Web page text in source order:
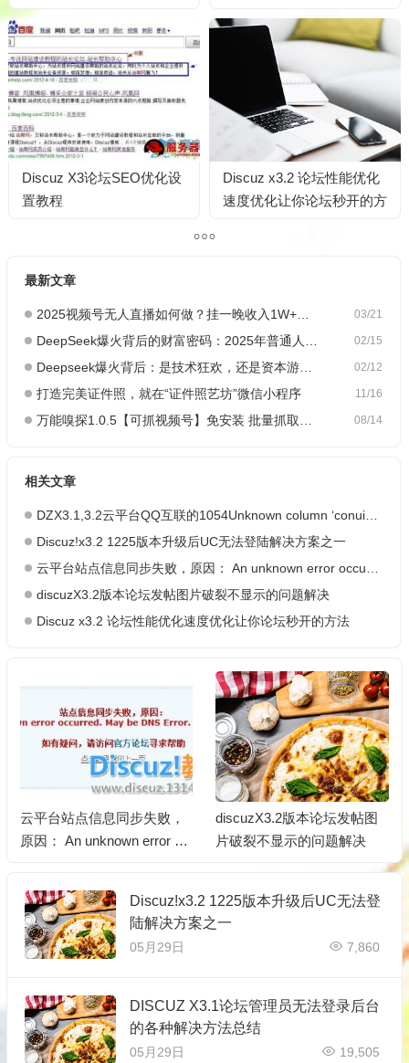
‘conuintoken’ in ‘field list’ 解
决…
Discuz X3论坛SEO优化设
置教程
Discuz x3.2 论坛性能优化
速度优化让你论坛秒开的方
最新文章
03/21
2025视频号无人直播如何做？挂一晚收入1W+，这份教程，小白可做~
02/15
DeepSeek爆火背后的财富密码：2025年普通人如何抓住AI创业风口？
02/12
Deepseek爆火背后：是技术狂欢，还是资本游戏？
11/16
打造完美证件照，就在“证件照艺坊”微信小程序
08/14
万能嗅探1.0.5【可抓视频号】免安装 批量抓取媒体文件
相关文章
DZX3.1,3.2云平台QQ互联的1054Unknown column ‘conuintoken’ in ‘field list’ 解决…
Discuz!x3.2 1225版本升级后UC无法登陆解决方案之一
云平台站点信息同步失败，原因： An unknown error occurred. May be DNS Error.
discuzX3.2版本论坛发帖图片破裂不显示的问题解决
Discuz x3.2 论坛性能优化速度优化让你论坛秒开的方法
云平台站点信息同步失败，
原因： An unknown error oc
discuzX3.2版本论坛发帖图
片破裂不显示的问题解决
Discuz!x3.2 1225版本升级后UC无法登
陆解决方案之一
05月29日 7,860
DISCUZ X3.1论坛管理员无法登录后台
的各种解决方法总结
05月29日 19,505